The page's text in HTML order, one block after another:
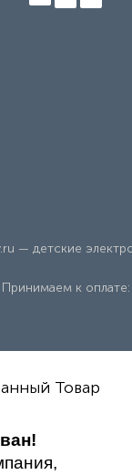
— детские
Принимаем к оплате:
Товар